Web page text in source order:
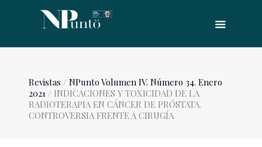
Revistas / NPunto Volumen IV. Número 34. Enero
2021/ INDICACIONES Y TOXICIDAD DE LA
RADIOTERAPIA EN CÁNCER DE PRÓSTATA.
CONTROVERSIA FRENTE A CIRUGÍA